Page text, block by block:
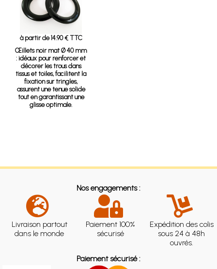
à partir de 14.90 € TTC
Œillets noir mat Ø 40 mm
: idéaux pour renforcer et
décorer les trous dans
tissus et toiles, facilitent la
fixation sur tringles,
assurent une tenue solide
tout en garantissant une
glisse optimale.
Nos engagements :
Livraison partout
dans le monde
Paiement 100%
sécurisé
Expédition des colis
sous 24 à 48h
ouvrés.
Paiement sécurisé :